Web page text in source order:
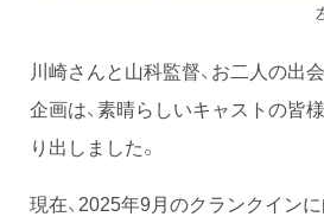
川崎さんと山科監督、お二人の出
企画は、素晴らしいキャストの皆
り出しました。
現在、2025年9月のクランクイン